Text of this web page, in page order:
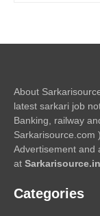
About
latest sarkari job
Banking, railway
Sarkarisource.com
Advertisement and
at
Categories